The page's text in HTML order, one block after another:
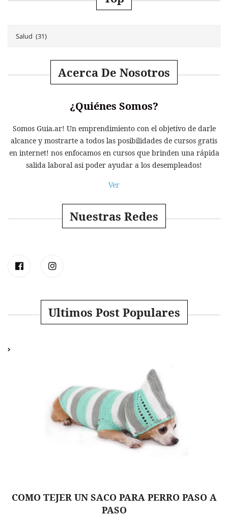
Acerca De Nosotros
¿Quiénes Somos?
Somos Guia.ar! Un emprendimiento con el objetivo de darle
alcance y mostrarte a todos las posibilidades de cursos gratis
en internet! nos enfocamos en cursos que brinden una rápida
salida laboral asi poder ayudar a los desempleados!
Ver
Nuestras Redes
Ultimos Post Populares
COMO TEJER UN SACO PARA PERRO PASO A
PASO